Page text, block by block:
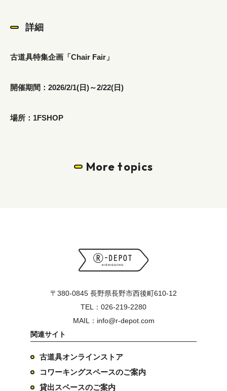
詳細
古道具特集企画「Chair Fair」
開催期間：2026/2/1(日)～2/22(日)
場所：1FSHOP
More topics
〒380-0845 長野県長野市西後町610-12
TEL：026-219-2280
MAIL：info@r-depot.com
関連サイト
古道具オンラインストア
コワーキングスペースのご案内
貸出スペースのご案内